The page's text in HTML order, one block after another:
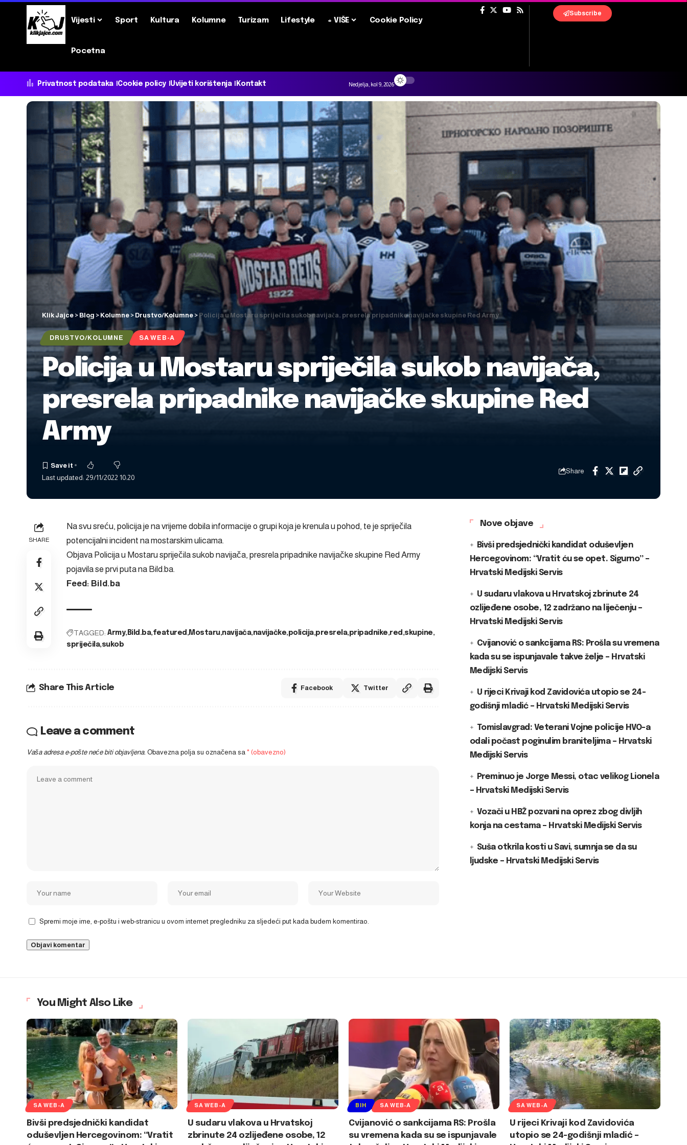
Vijesti Sport Kultura Kolumne Turizam Lifestyle + VIŠE Cookie Policy
Pocetna
Subscribe
Privatnost podataka Cookie policy Uvijeti korištenja Kontakt Nedjelja, kol 9, 2026
Klik Jajce > Blog > Kolumne > Drustvo/Kolumne >Policija u Mostaru spriječila sukob navijača, presrela pripadnike navijačke skupine Red Army
DRUSTVO/KOLUMNE SA WEB-A
Policija u Mostaru spriječila sukob navijača,
presrela pripadnike navijačke skupine Red
Army
Last updated: 29/11/2022 10:20
Share
SHARE
Na svu sreću, policija je na vrijeme dobila informacije o grupi koja je krenula u pohod, te je spriječila
potencijalni incident na mostarskim ulicama.
Objava Policija u Mostaru spriječila sukob navijača, presrela pripadnike navijačke skupine Red Army
pojavila se prvi puta na Bild.ba.
Feed: Bild.ba
TAGGED: Army Bild.ba featured Mostaru navijača navijačke policija presrela pripadnike red skupine
spriječila sukob
Share This Article Facebook Twitter
Leave a comment
Vaša adresa e-pošte neće biti objavljena. Obavezna polja su označena sa * (obavezno)
Spremi moje ime, e-poštu i web-stranicu u ovom internet pregledniku za sljedeći put kada budem komentirao.
Nove objave
Bivši predsjednički kandidat oduševljen
Hercegovinom: “Vratit ću se opet. Sigurno” –
Hrvatski Medijski Servis
U sudaru vlakova u Hrvatskoj zbrinute 24
ozlijeđene osobe, 12 zadržano na liječenju –
Hrvatski Medijski Servis
Cvijanović o sankcijama RS: Prošla su vremena
kada su se ispunjavale takve želje – Hrvatski
Medijski Servis
U rijeci Krivaji kod Zavidovića utopio se 24-
godišnji mladić – Hrvatski Medijski Servis
Tomislavgrad: Veterani Vojne policije HVO-a
odali počast poginulim braniteljima – Hrvatski
Medijski Servis
Preminuo je Jorge Messi, otac velikog Lionela
– Hrvatski Medijski Servis
Vozači u HBŽ pozvani na oprez zbog divljih
konja na cestama – Hrvatski Medijski Servis
Suša otkrila kosti u Savi, sumnja se da su
ljudske – Hrvatski Medijski Servis
You Might Also Like
SA WEB-A
Bivši predsjednički kandidat
oduševljen Hercegovinom: “Vratit
SA WEB-A
U sudaru vlakova u Hrvatskoj
zbrinute 24 ozlijeđene osobe, 12
BIH SA WEB-A
Cvijanović o sankcijama RS: Prošla
su vremena kada su se ispunjavale
SA WEB-A
U rijeci Krivaji kod Zavidovića
utopio se 24-godišnji mladić –